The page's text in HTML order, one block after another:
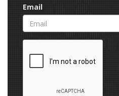
Email